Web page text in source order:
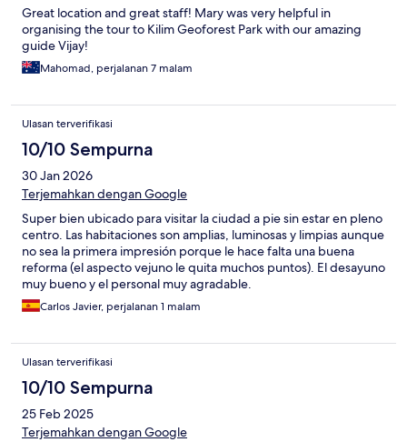
Great location and great staff! Mary was very helpful in
organising the tour to Kilim Geoforest Park with our amazing
guide Vijay!
Mahomad, perjalanan 7 malam
Ulasan terverifikasi
10/10 Sempurna
30 Jan 2026
Terjemahkan dengan Google
Super bien ubicado para visitar la ciudad a pie sin estar en pleno
centro. Las habitaciones son amplias, luminosas y limpias aunque
no sea la primera impresión porque le hace falta una buena
reforma (el aspecto vejuno le quita muchos puntos). El desayuno
muy bueno y el personal muy agradable.
Carlos Javier, perjalanan 1 malam
Ulasan terverifikasi
10/10 Sempurna
25 Feb 2025
Terjemahkan dengan Google